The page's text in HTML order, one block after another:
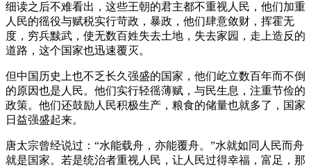
细读之后不难看出，这些王朝的君主都不重视人民，他们加重
人民的徭役与赋税实行苛政，暴政，他们肆意敛财，挥霍无
度，穷兵黩武，使无数百姓失去土地，失去家园，走上造反的
道路，这个国家也迅速覆灭。
但中国历史上也不乏长久强盛的国家，他们屹立数百年而不倒
的原因也是人民。他们实行轻徭薄赋，与民生息，注重节俭的
政策。他们还鼓励人民积极生产，粮食的储量也就多了，国家
日益强盛起来。
唐太宗曾经说过：“水能载舟，亦能覆舟。”水就如同人民而舟
就是国家。若是统治者重视人民，让人民过得幸福，富足，那